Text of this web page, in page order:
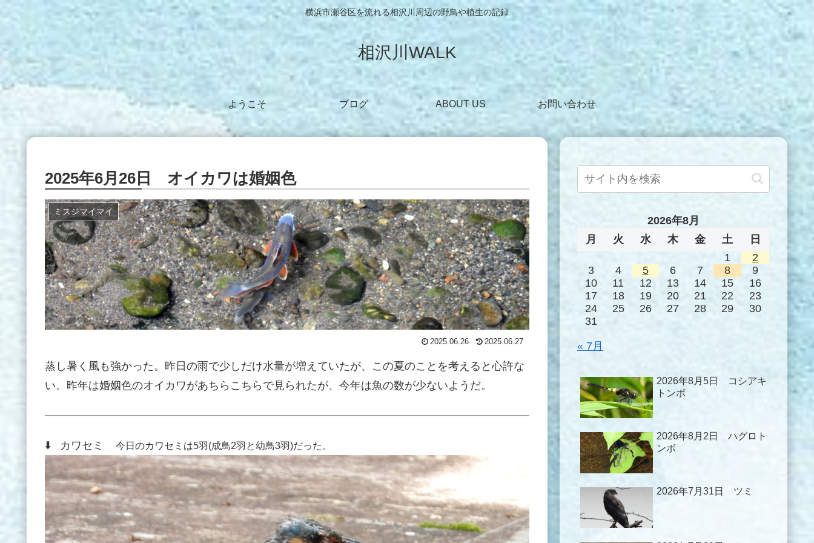
横浜市瀬谷区を流れる相沢川周辺の野鳥や植生の記録
相沢川WALK
ようこそ ブログ ABOUT US お問い合わせ
2025年6月26日 オイカワは婚姻色
ミスジマイマイ
2025.06.26 2025.06.27
蒸し暑く風も強かった。昨日の雨で少しだけ水量が増えていたが、この夏のことを考えると心許な
い。昨年は婚姻色のオイカワがあちらこちらで見られたが、今年は魚の数が少ないようだ。
⬇️ カワセミ 今日のカワセミは5羽(成鳥2羽と幼鳥3羽)だった。
2026年8月
月
火 水 木 金 土
日
1
2
3
4 5 6 7 8
9
10
11 12 13 14 15
16
17
18 19 20 21 22
23
24
25 26 27 28 29
30
31
« 7月
2026年8月5日 コシアキ
トンボ
2026年8月2日 ハグロト
ンボ
2026年7月31日 ツミ